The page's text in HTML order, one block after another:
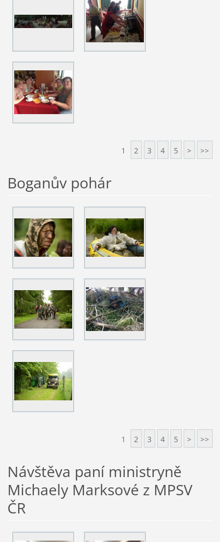
1 2 3 4 5 > >>
Boganův pohár
1 2 3 4 5 > >>
Návštěva paní ministryně
Michaely Marksové z MPSV
ČR